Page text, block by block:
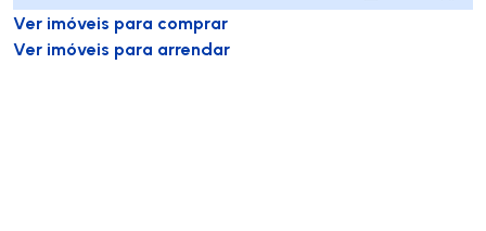
Ver imóveis para comprar
Ver imóveis para arrendar